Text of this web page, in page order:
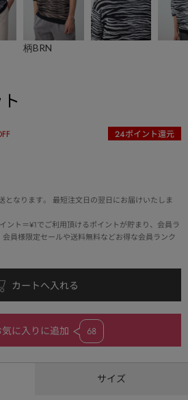
柄BRN
24ポイント還元
となります。 最短注文日の翌日にお届けいたしま
ント＝¥1でご利用頂けるポイントが貯まり、会員ラ
会員様限定セールや送料無料などお得な会員ランク
気に入りに追加 68
サイズ